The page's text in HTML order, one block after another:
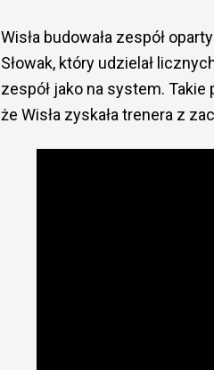
Wisła budowała zespół
Słowak, który udzielał
zespół jako na system. Takie
że Wisła zyskała trenera z